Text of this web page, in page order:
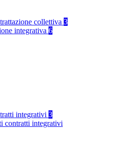
collettiva 3
integrativa 6
integrativi 3
contratti integrativi